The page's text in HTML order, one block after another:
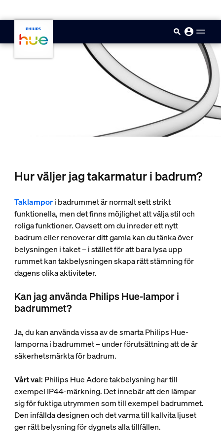
Hur väljer jag takarmatur i badrum?
Taklampori badrummet är normalt sett strikt
funktionella, men det finns möjlighet att välja stil och
roliga funktioner. Oavsett om du inreder ett nytt
badrum eller renoverar ditt gamla kan du tänka över
belysningen i taket – i stället för att bara lysa upp
rummet kan takbelysningen skapa rätt stämning för
dagens olika aktiviteter.
Kan jag använda Philips Hue-lampor i
badrummet?
Ja, du kan använda vissa av de smarta Philips Hue-
lamporna i badrummet – under förutsättning att de är
säkerhetsmärkta för badrum.
Vårt val: Philips Hue Adore takbelysning har till
exempel IP44-märkning. Det innebär att den lämpar
sig för fuktiga utrymmen som till exempel badrummet.
Den infällda designen och det varma till kallvita ljuset
ger rätt belysning för dygnets alla tillfällen.